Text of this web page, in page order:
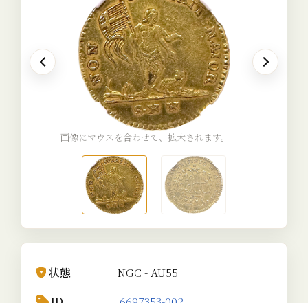
画像にマウスを合わせて、拡大されます。
状態
NGC - AU55